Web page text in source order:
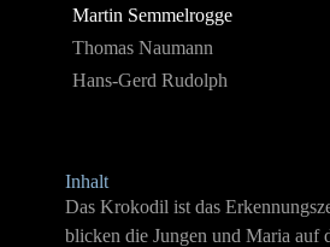
Martin Semmelrogge
Thomas Naumann
Hans-Gerd Rudolph
Inhalt
Das Krokodil ist das
blicken die Jungen und Maria auf